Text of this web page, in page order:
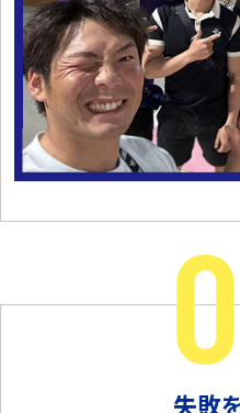
失敗